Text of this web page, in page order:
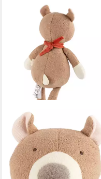
SIGIKID
Kuscheltier Kuschel- und
Spielfigur für Babys und
Kinder (1-St)
ab 14,98 € UVP 29,95 €
-50%
lieferbar - in 3-4 Werktagen bei dir